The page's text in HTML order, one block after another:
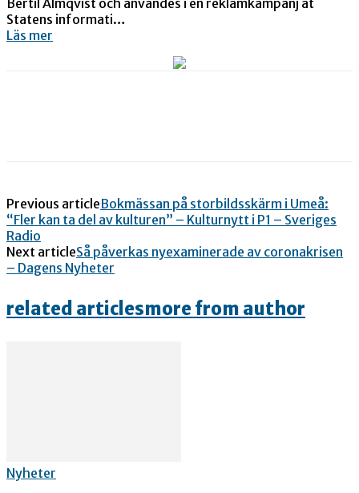
Statens informati…
Läs mer
Previous articleBokmässan på storbildsskärm i Umeå:
“Fler kan ta del av kulturen” – Kulturnytt i P1 – Sveriges
Radio
Next articleSå påverkas nyexaminerade av coronakrisen
– Dagens Nyheter
related articlesmore from author
Nyheter